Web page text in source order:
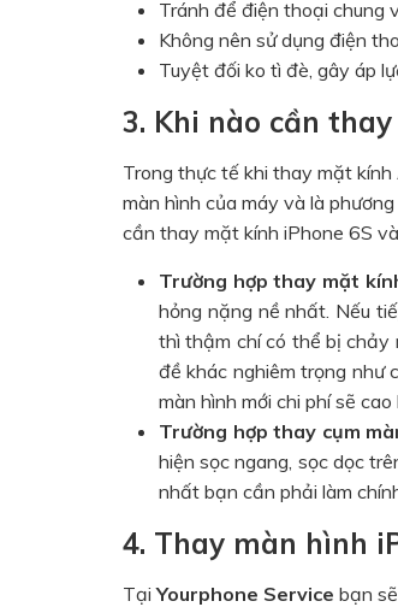
Tránh để điện thoại chung
Không nên sử dụng điện
Tuyệt đối ko tì đè, gây áp
3. Khi nào cần
Trong thực tế khi thay mặt
màn hình của máy và là
cần thay mặt kính iPhone 6S
Trường hợp thay mặt
hỏng nặng nề nhất. Nếu
thì thậm chí có thể bị chảy
đề khác nghiêm trọng như
màn hình mới chi phí sẽ
Trường hợp thay cụm
hiện sọc ngang, sọc dọc
nhất bạn cần phải làm
4. Thay màn hình
TạiYourphone Service bạn